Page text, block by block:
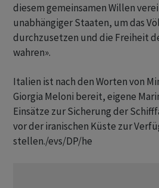
diesem gemeinsamen Willen
unabhängiger Staaten, um das
durchzusetzen und die Freiheit
wahren».
Italien ist nach den Worten von
Giorgia Meloni bereit, eigene
Einsätze zur Sicherung der
vor der iranischen Küste zur
stellen./evs/DP/he